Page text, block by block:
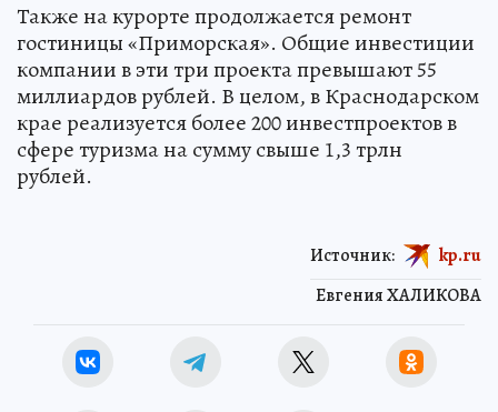
Также на курорте продолжается ремонт
гостиницы «Приморская». Общие инвестиции
компании в эти три проекта превышают 55
миллиардов рублей. В целом, в Краснодарском
крае реализуется более 200 инвестпроектов в
сфере туризма на сумму свыше 1,3 трлн
рублей.
Евгения ХАЛИКОВА
Источник: kp.ru